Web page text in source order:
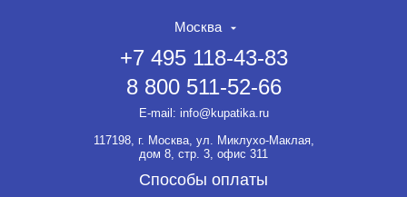
Москва
+7 495 118-43-83
8 800 511-52-66
E-mail: info@kupatika.ru
117198, г. Москва, ул. Миклухо-Маклая,
дом 8, стр. 3, офис 311
Способы оплаты